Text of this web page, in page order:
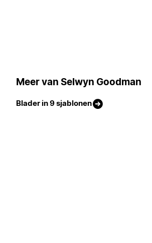
Meer van Selwyn Goodman
Blader in 9 sjablonen